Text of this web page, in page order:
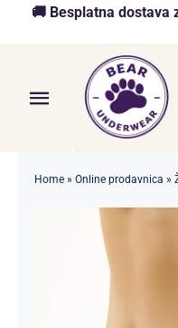
🚚 Besplatna dostava
Toggle
Navigation
Online Prodavnica
Home» Online prodavnica »